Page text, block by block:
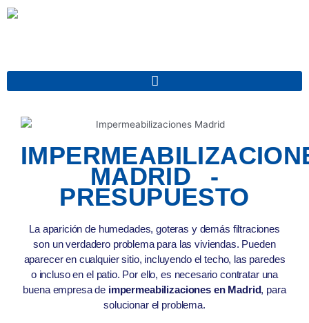
MADRID -
PRESUPUESTO
La aparición de humedades, goteras y demás filtraciones
son un verdadero problema para las viviendas. Pueden
aparecer en cualquier sitio, incluyendo el techo, las paredes
o incluso en el patio. Por ello, es necesario contratar una
buena empresa de impermeabilizaciones en Madrid, para
solucionar el problema.